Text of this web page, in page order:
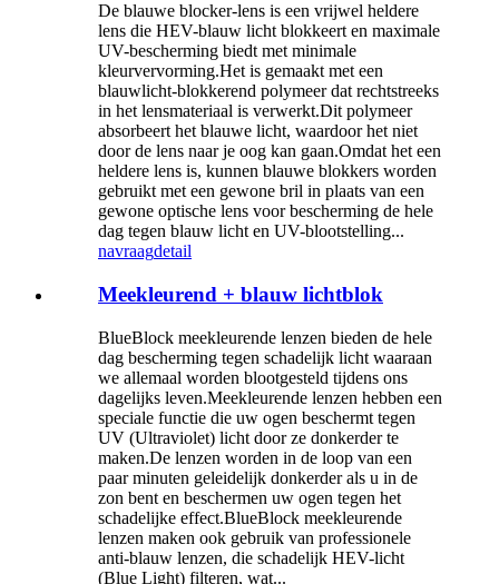
De blauwe blocker-lens is een vrijwel heldere
lens die HEV-blauw licht blokkeert en maximale
UV-bescherming biedt met minimale
kleurvervorming.Het is gemaakt met een
blauwlicht-blokkerend polymeer dat rechtstreeks
in het lensmateriaal is verwerkt.Dit polymeer
absorbeert het blauwe licht, waardoor het niet
door de lens naar je oog kan gaan.Omdat het een
heldere lens is, kunnen blauwe blokkers worden
gebruikt met een gewone bril in plaats van een
gewone optische lens voor bescherming de hele
dag tegen blauw licht en UV-blootstelling...
navraagdetail
Meekleurend + blauw lichtblok
BlueBlock meekleurende lenzen bieden de hele
dag bescherming tegen schadelijk licht waaraan
we allemaal worden blootgesteld tijdens ons
dagelijks leven.Meekleurende lenzen hebben een
speciale functie die uw ogen beschermt tegen
UV (Ultraviolet) licht door ze donkerder te
maken.De lenzen worden in de loop van een
paar minuten geleidelijk donkerder als u in de
zon bent en beschermen uw ogen tegen het
schadelijke effect.BlueBlock meekleurende
lenzen maken ook gebruik van professionele
anti-blauw lenzen, die schadelijk HEV-licht
(Blue Light) filteren, wat...